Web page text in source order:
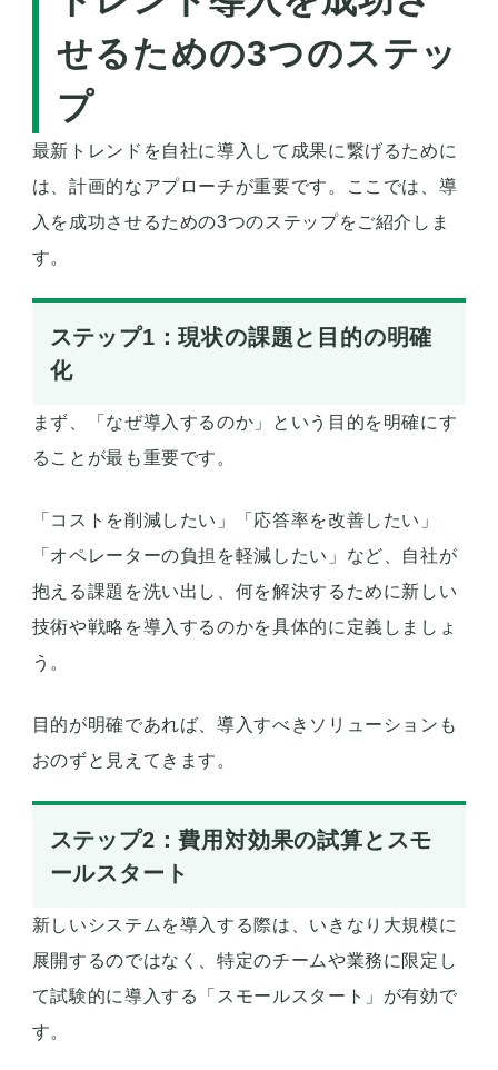
せるための3つのステッ
プ
最新トレンドを自社に導入して成果に繋げるために
は、計画的なアプローチが重要です。ここでは、導
入を成功させるための3つのステップをご紹介しま
す。
ステップ1：現状の課題と目的の明確
化
まず、「なぜ導入するのか」という目的を明確にす
ることが最も重要です。
「コストを削減したい」「応答率を改善したい」
「オペレーターの負担を軽減したい」など、自社が
抱える課題を洗い出し、何を解決するために新しい
技術や戦略を導入するのかを具体的に定義しましょ
う。
目的が明確であれば、導入すべきソリューションも
おのずと見えてきます。
ステップ2：費用対効果の試算とスモ
ールスタート
新しいシステムを導入する際は、いきなり大規模に
展開するのではなく、特定のチームや業務に限定し
て試験的に導入する「スモールスタート」が有効で
す。